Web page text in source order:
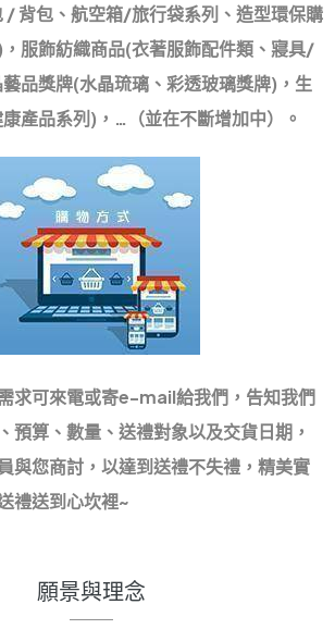
/ 背包、航空箱/旅行袋系列、造型環保購
服飾紡織商品(衣著服飾配件類、寢具/
品獎牌(水晶琉璃、彩透玻璃獎牌)，生
產品系列)，…（並在不斷增加中）。
求可來電或寄e-mail給我們，告知我們
預算、數量、送禮對象以及交貨日期，
與您商討，以達到送禮不失禮，精美實
禮送到心坎裡~
願景與理念